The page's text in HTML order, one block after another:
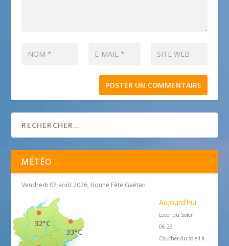
MÉTÉO
Vendredi 07 août 2026, Bonne Fête Gaétan
33°C
32°C
Aujourd'hui
Lever du Soleil
06:29
Coucher du soleil à